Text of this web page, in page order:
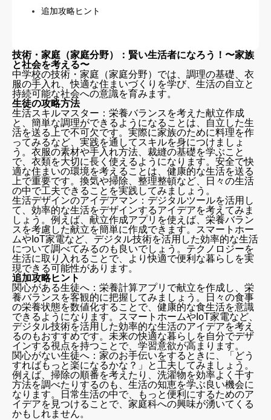
追加攻略ヒント
技術・家庭（家庭分野）：賢い生活者になろう！〜家族
と社会を考える〜
中学校の技術・家庭（家庭分野）では、調理の基礎、衣
服の手入れ、快適な住まいづくりを学び、生活の自立と
持続可能な社会への意識を育みます。
生徒の攻略方法
生活スキルマスター：栄養バランスを考えた献立作成
と、簡単な調理ができるようになることは、自立した生
活を送る上で不可欠です。実際に家族のために料理を作
ってみるなど、実践を通してスキルを身につけましょ
う。衣服の素材や手入れ方法、裁縫の基礎を学ぶこと
で、衣類を大切に長く使えるようになります。安全で快
適な住まいの環境を考えることは、健康的な生活を送る
上で重要です。換気や掃除、整理整頓など、日々の生活
の中で工夫できることを実践してみましょう。
生活デザインのアイデアマン：デジタルツールを活用し
て、効率的な生活をデザインするアイデアを考えてみま
しょう。例えば、献立作成アプリを使えば、栄養バラン
スを考慮した献立を簡単に作成できます。スマートホー
ムやIoT家電など、デジタル技術を活用した効率的な生活
について調べてみるのも良いでしょう。テクノロジーを
生活に取り入れることで、より快適で便利な暮らしを実
現できる可能性があります。
追加攻略ヒント
関心がある生徒へ：栄養計算アプリで献立を作成し、栄
養バランスを客観的に把握してみましょう。日々の食事
の栄養状態を数値化することで、健康的な食生活を意識
できるようになります。スマートホームやIoT家電など、
デジタル技術を活用した効率的な生活のアイデアを考え
るのもおすすめです。未来の快適な暮らしを自分でデザ
インする視点を持つことで、学習意欲が高まります。
関心がない生徒へ：家のお手伝いをするときに、「どう
すればもっと楽になるかな？」と工夫してみましょう。
例えば、掃除の順番を考えたり、洗濯物を効率よく干す
方法を調べたりするのも、生活の知恵を学ぶ良い機会に
なります。日常生活の中で、もっと便利にするためのア
イデアを見つけることで、家庭科への興味が湧いてくる
かもしれません。